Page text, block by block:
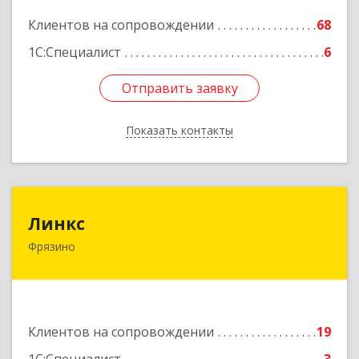
Клиентов на сопровождении
68
1С:Специалист
6
Отправить заявку
Показать контакты
Отправить заявку
Назад
Линкс
Фрязино
Клиентов на сопровождении
19
141190, Московская обл, Фрязино г, Заводской